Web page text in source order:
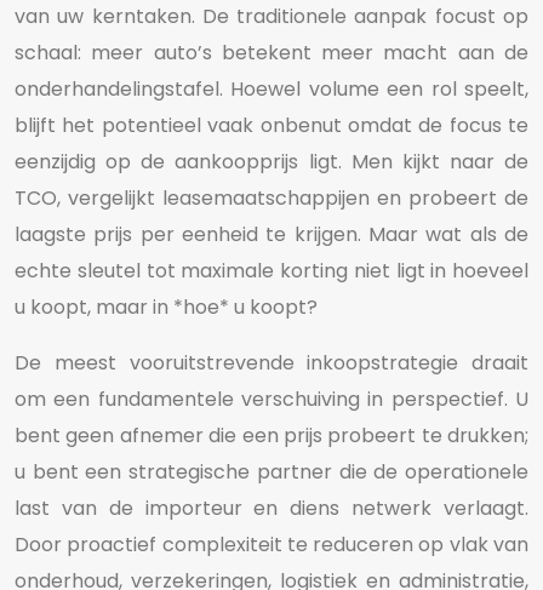
van uw kerntaken. De traditionele aanpak focust op
schaal: meer auto’s betekent meer macht aan de
onderhandelingstafel. Hoewel volume een rol speelt,
blijft het potentieel vaak onbenut omdat de focus te
eenzijdig op de aankoopprijs ligt. Men kijkt naar de
TCO, vergelijkt leasemaatschappijen en probeert de
laagste prijs per eenheid te krijgen. Maar wat als de
echte sleutel tot maximale korting niet ligt in hoeveel
u koopt, maar in *hoe* u koopt?
De meest vooruitstrevende inkoopstrategie draait
om een fundamentele verschuiving in perspectief. U
bent geen afnemer die een prijs probeert te drukken;
u bent een strategische partner die de operationele
last van de importeur en diens netwerk verlaagt.
Door proactief complexiteit te reduceren op vlak van
onderhoud, verzekeringen, logistiek en administratie,